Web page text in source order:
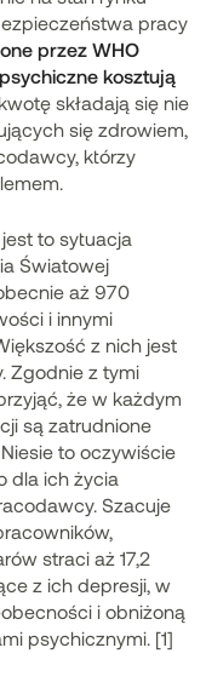
pracy
przez WHO
kosztują
składają się nie
się zdrowiem,
którzy
to sytuacja
Światowej
aż 970
i innymi
z nich jest
Zgodnie z tymi
że w każdym
są zatrudnione
to oczywiście
dla ich życia
Szacuje
straci aż 17,2
z ich depresji, w
i obniżoną
psychicznymi. [1]